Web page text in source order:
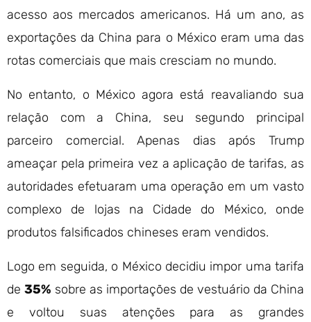
acesso aos mercados americanos. Há um ano, as
exportações da China para o México eram uma das
rotas comerciais que mais cresciam no mundo.
No entanto, o México agora está reavaliando sua
relação com a China, seu segundo principal
parceiro comercial. Apenas dias após Trump
ameaçar pela primeira vez a aplicação de tarifas, as
autoridades efetuaram uma operação em um vasto
complexo de lojas na Cidade do México, onde
produtos falsificados chineses eram vendidos.
Logo em seguida, o México decidiu impor uma tarifa
de 35% sobre as importações de vestuário da China
e voltou suas atenções para as grandes